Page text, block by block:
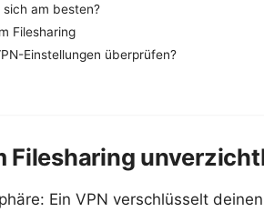
sich am besten?
Filesharing
Einstellungen überprüfen?
Filesharing
Ein VPN verschlüsselt